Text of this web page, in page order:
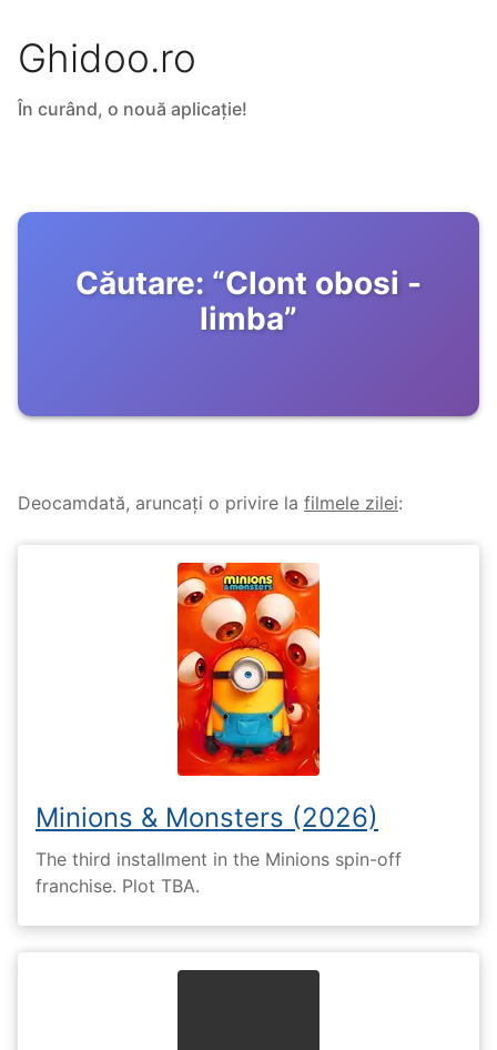
Ghidoo.ro
În curând, o nouă aplicație!
Căutare: “Clont obosi -
limba”
Deocamdată, aruncați o privire la filmele zilei:
Minions & Monsters (2026)
The third installment in the Minions spin-off
franchise. Plot TBA.